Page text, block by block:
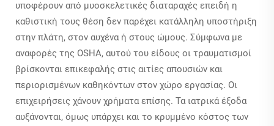
υποφέρουν από μυοσκελετικές διαταραχές επειδή η
καθιστική τους θέση δεν παρέχει κατάλληλη υποστήριξη
στην πλάτη, στον αυχένα ή στους ώμους. Σύμφωνα με
αναφορές της OSHA, αυτού του είδους οι τραυματισμοί
βρίσκονται επικεφαλής στις αιτίες απουσιών και
περιορισμένων καθηκόντων στον χώρο εργασίας. Οι
επιχειρήσεις χάνουν χρήματα επίσης. Τα ιατρικά έξοδα
αυξάνονται, όμως υπάρχει και το κρυμμένο κόστος των